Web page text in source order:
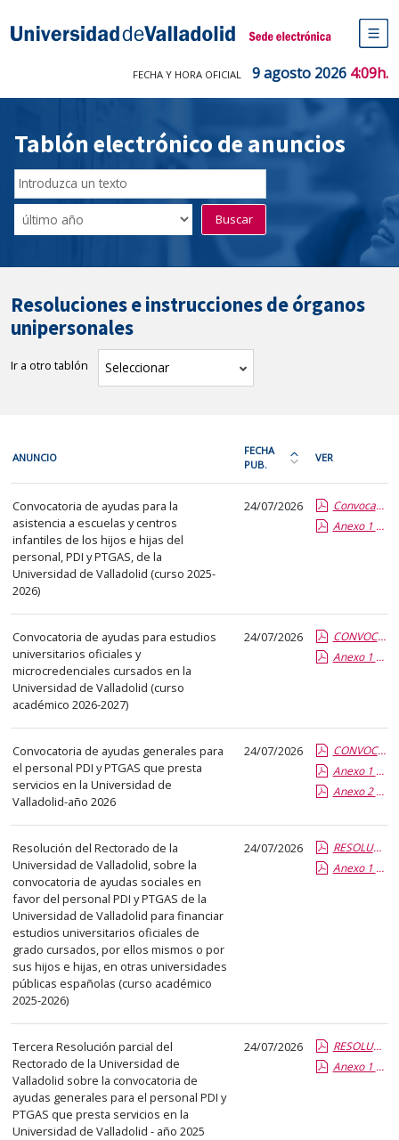
Sede electrónica Universidad de
de
FECHA Y HORA OFICIAL 9 agosto 2026 4:09h.
Tablón electrónico de anuncios
Buscador
del
Tablón
Filtro
de
Buscar
Resoluciones e instrucciones de órganos
unipersonales
Ir a otro tablón Seleccionar tablón
cada
fila
de
la
siguiente
tabla
encontrará
los
anuncios
del
tablón
seleccionado
la
primera
columna
el
título
del
anuncio,
en
la
segunda
columna
la
fecha
de
publicación,
en
la
última
e
instrucciones
de
órganos
unipersonales
ANUNCIO
FECHA
PUB.
Ordena
la
tabla
por
más
reciente
VER
Convocatoria de ayudas para la
asistencia a escuelas y centros
infantiles de los hijos e hijas del
personal, PDI y PTGAS, de la
Universidad de Valladolid (curso 2025-
2026)
24/07/2026
Convocatoria Ayudas Escuelas Infantiles curso 2025-2026.pdf.pdf
Anexo 1 Solicitud Escuelas Infantiles.pdf.pdf
Convocatoria de ayudas para estudios
universitarios oficiales y
microcredenciales cursados en la
Universidad de Valladolid (curso
académico 2026-2027)
24/07/2026
CONVOCATORIA DE AYUDAS ESTUDIOS EN LA UVA 2026-2027.pdf.pdf
Anexo 1 Solicitud Ayuda Estudios UVa.pdf.pdf
Convocatoria de ayudas generales para
el personal PDI y PTGAS que presta
servicios en la Universidad de
Valladolid-año 2026
24/07/2026
CONVOCATORIA Ayudas Generales 2026.pdf.pdf
Anexo 1 Solicitud Ayudas Generales.pdf.pdf
Anexo 2 Gastos Dentales.pdf.pdf
Resolución del Rectorado de la
Universidad de Valladolid, sobre la
convocatoria de ayudas sociales en
favor del personal PDI y PTGAS de la
Universidad de Valladolid para financiar
estudios universitarios oficiales de
grado cursados, por ellos mismos o por
sus hijos e hijas, en otras universidades
públicas españolas (curso académico
2025-2026)
24/07/2026
RESOLUCIÓN AYUDAS ESTUDIOS otras universidades 25-26.pdf.pdf
Anexo 1 Ayudas Concedidas para Estudios Otras Universidades 2025-2026.pdf.pdf
Tercera Resolución parcial del
Rectorado de la Universidad de
Valladolid sobre la convocatoria de
ayudas generales para el personal PDI y
PTGAS que presta servicios en la
Universidad de Valladolid - año 2025
24/07/2026
RESOLUCIÓN PARCIAL AYUDAS GENERALES 2025.pdf.pdf
Anexo 1 Ayudas generales concedidas julio 2026.pdf.pdf